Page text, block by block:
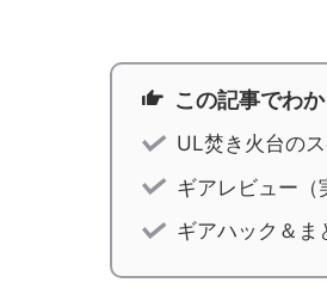
この記事でわ
UL焚き火台の
ギアレビュー（
ギアハック＆ま